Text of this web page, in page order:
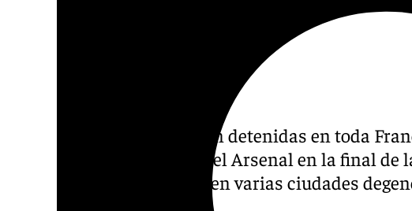
Cientos de personas fueron detenidas en toda
Paris Saint-Germain ante el Arsenal en la final de
cuando las celebraciones en varias ciudades